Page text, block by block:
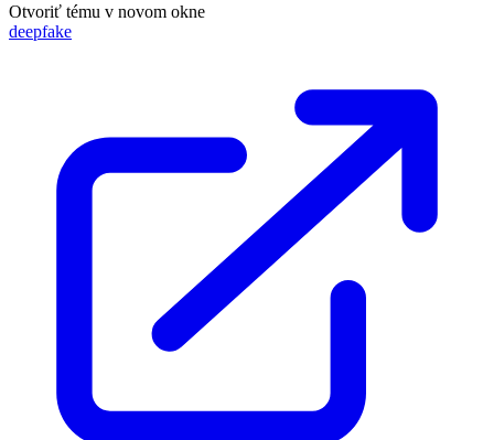
Otvoriť tému v novom okne
deepfake